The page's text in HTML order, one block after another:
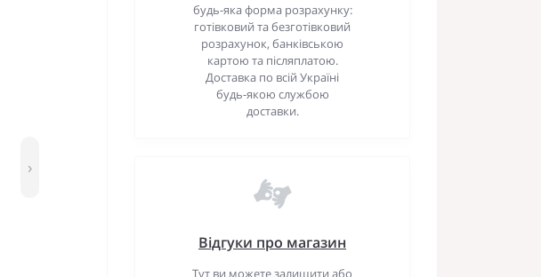
›
будь-яка форма розрахунку:
готівковий та безготівковий
розрахунок, банківською
картою та післяплатою.
Доставка по всій Україні
будь-якою службою
доставки.
Відгуки про магазин
Тут ви можете залишити або